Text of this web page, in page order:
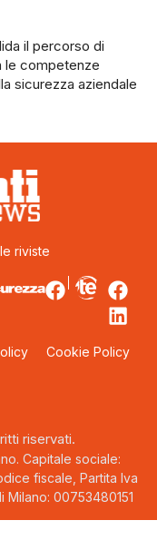
il percorso di
le competenze
sicurezza aziendale
riviste
Cookie Policy
riservati.
Capitale sociale:
fiscale, Partita Iva
00753480151